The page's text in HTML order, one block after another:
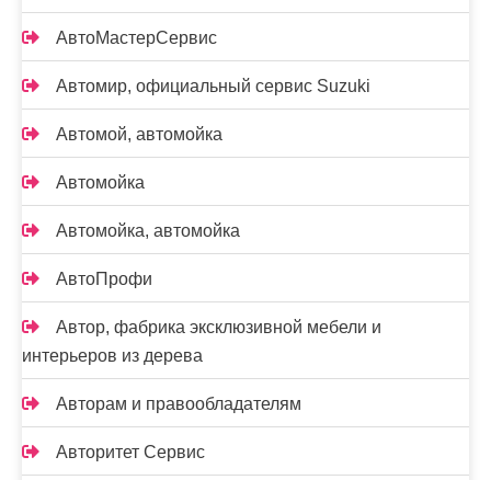
АвтоМастерСервис
Автомир, официальный сервис Suzuki
Автомой, автомойка
Автомойка
Автомойка, автомойка
АвтоПрофи
Автор, фабрика эксклюзивной мебели и
интерьеров из дерева
Авторам и правообладателям
Авторитет Сервис